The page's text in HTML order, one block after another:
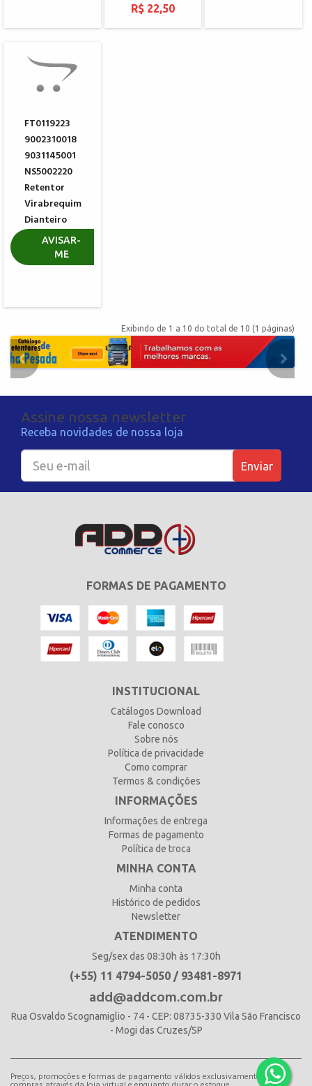
R$ 22,50
FT0119223
9002310018
9031145001
NS5002220
Retentor
Virabrequim
Dianteiro
TOYOTA
R$ 0,00
AVISAR-
ME
Exibindo de 1 a 10 do total de 10 (1 páginas)
Assine nossa newsletter
Receba novidades de nossa loja
Enviar
FORMAS DE PAGAMENTO
INSTITUCIONAL
Catálogos Download
Fale conosco
Sobre nós
Política de privacidade
Como comprar
Termos & condições
INFORMAÇÕES
Informações de entrega
Formas de pagamento
Política de troca
MINHA CONTA
Minha conta
Histórico de pedidos
Newsletter
ATENDIMENTO
Seg/sex das 08:30h às 17:30h
(+55) 11 4794-5050 / 93481-8971
add@addcom.com.br
Rua Osvaldo Scognamiglio - 74 - CEP: 08735-330 Vila São Francisco
- Mogi das Cruzes/SP
Preços, promoções e formas de pagamento válidos exclusivamente para